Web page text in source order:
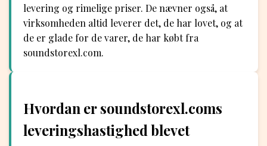
levering og rimelige priser. De nævner også, at
virksomheden altid leverer det, de har lovet, og at
de er glade for de varer, de har købt fra
soundstorexl.com.
Hvordan er soundstorexl.coms
leveringshastighed blevet